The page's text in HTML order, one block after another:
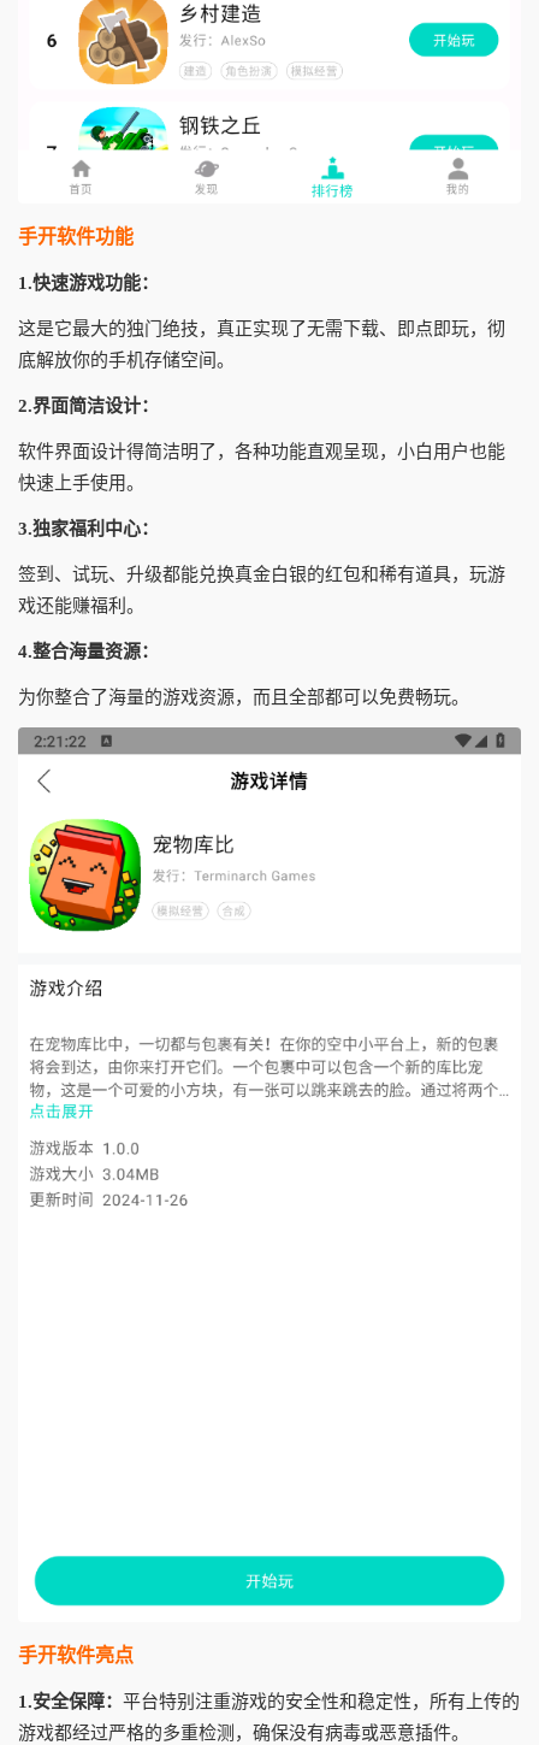
手开软件功能
1.快速游戏功能：
这是它最大的独门绝技，真正实现了无需下载、即点即玩，彻
底解放你的手机存储空间。
2.界面简洁设计：
软件界面设计得简洁明了，各种功能直观呈现，小白用户也能
快速上手使用。
3.独家福利中心：
签到、试玩、升级都能兑换真金白银的红包和稀有道具，玩游
戏还能赚福利。
4.整合海量资源：
为你整合了海量的游戏资源，而且全部都可以免费畅玩。
手开软件亮点
1.安全保障： 平台特别注重游戏的安全性和稳定性，所有上传的
游戏都经过严格的多重检测，确保没有病毒或恶意插件。